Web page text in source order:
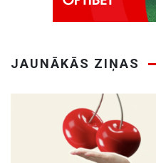
JAUNĀKĀS ZIŅAS